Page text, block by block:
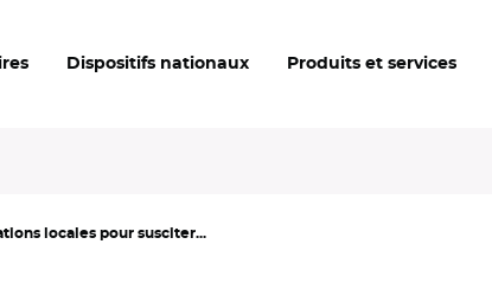
Dispositifs nationaux Produits et services
locales pour susciter...